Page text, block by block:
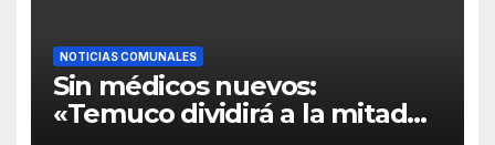
NOTICIAS COMUNALES
Sin médicos nuevos:
«Temuco dividirá a la mitad